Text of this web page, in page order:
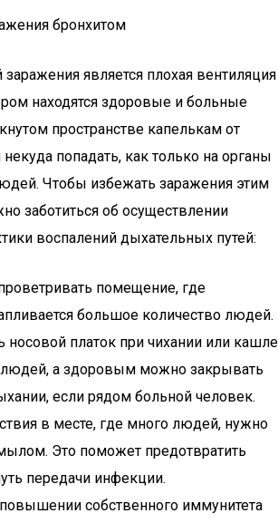
бронхитом
является плохая вентиляция
находятся здоровые и больные
пространстве капелькам от
попадать, как только на органы
Чтобы избежать заражения этим
заботиться об осуществлении
воспалений дыхательных путей:
помещение, где
большое количество людей.
носовой платок при чихании или кашле
а здоровым можно закрывать
если рядом больной человек.
в месте, где много людей, нужно
Это поможет предотвратить
передачи инфекции.
повышении собственного иммунитета